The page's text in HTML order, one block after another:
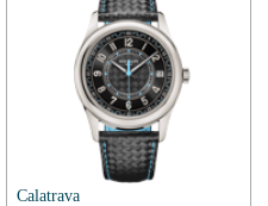
Calatrava